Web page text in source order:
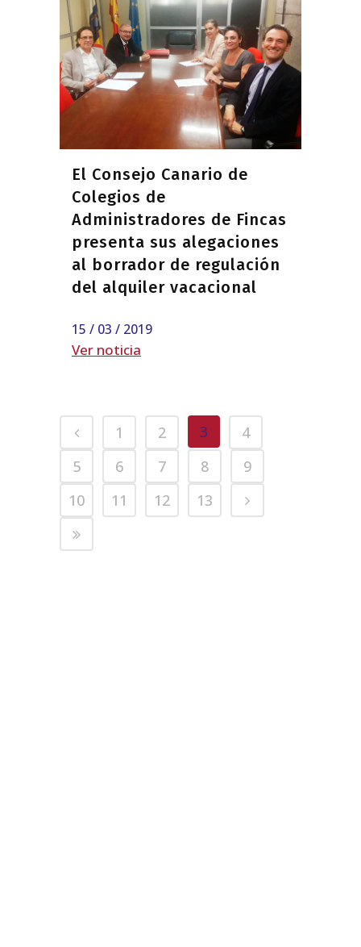
El Consejo Canario de
Colegios de
Administradores de Fincas
presenta sus alegaciones
al borrador de regulación
del alquiler vacacional
15 / 03 / 2019
Ver noticia
1 2 3
4
5
6 7 8
9
10
11 12 13